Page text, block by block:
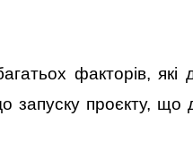
факторів, які
запуску проєкту, що